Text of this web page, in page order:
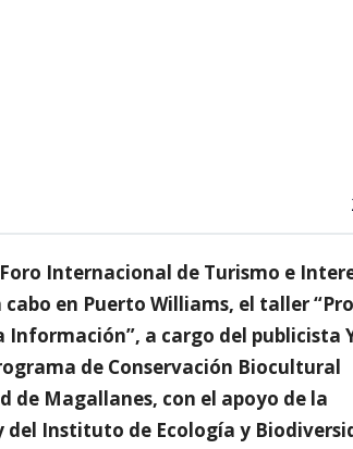
Internacional de Turismo e
cabo en Puerto Williams, el taller
a cargo del publicista
de Conservación Biocultural
de Magallanes, con el apoyo de la
del Instituto de Ecología y